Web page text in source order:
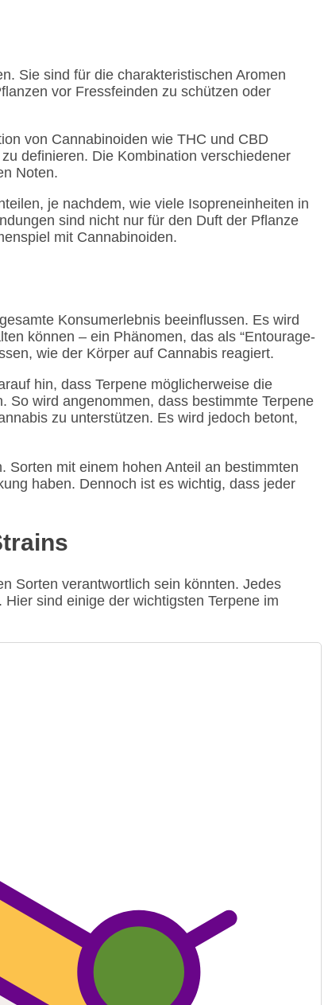
Sie sind für die charakteristischen Aromen
vor Fressfeinden zu schützen oder
von Cannabinoiden wie THC und CBD
definieren. Die Kombination verschiedener
Noten.
je nachdem, wie viele Isopreneinheiten in
sind nicht nur für den Duft der Pflanze
mit Cannabinoiden.
Konsumerlebnis beeinflussen. Es wird
können – ein Phänomen, das als “Entourage-
wie der Körper auf Cannabis reagiert.
hin, dass Terpene möglicherweise die
So wird angenommen, dass bestimmte Terpene
zu unterstützen. Es wird jedoch betont,
Sorten mit einem hohen Anteil an bestimmten
haben. Dennoch ist es wichtig, dass jeder
Sorten verantwortlich sein könnten. Jedes
sind einige der wichtigsten Terpene im